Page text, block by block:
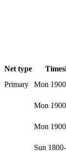
Net type
Primary
Mon
Mon
Mon
Sun